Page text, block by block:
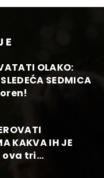
OLAKO:
SEDMICA
KAKVA IH JE
ova tri...